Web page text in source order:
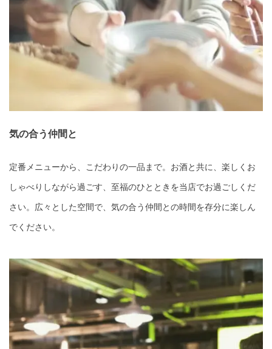
気の合う仲間と
定番メニューから、こだわりの一品まで。お酒と共に、楽しくお
しゃべりしながら過ごす、至福のひとときを当店でお過ごしくだ
さい。広々とした空間で、気の合う仲間との時間を存分に楽しん
でください。